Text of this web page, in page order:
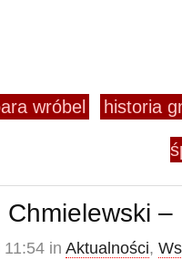
wróbel historia
–
in Aktualności,